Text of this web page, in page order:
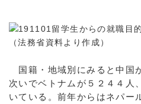
国籍・地域別にみると中国
次いでベトナムが５２４４人
いている。前年からはネパー